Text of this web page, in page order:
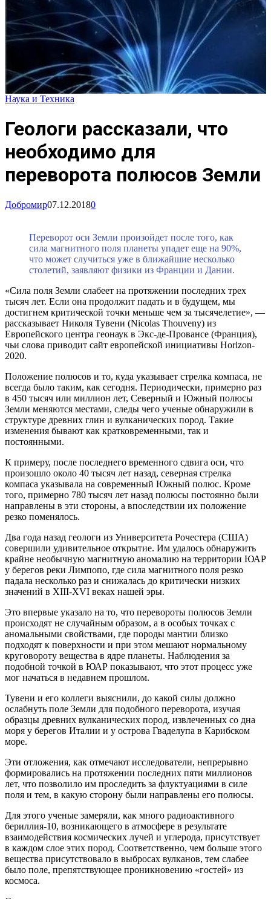
Наука и Техника
Геологи рассказали, что
необходимо для
переворота полюсов Земли
Добромир07.12.20180
Переворот оси Земли произойдет после того, как
сила магнитного поля планеты упадет еще на 90%,
что может случиться уже в ближайшие несколько
столетий, заявляют физики из Франции и Дании.
«Сила поля Земли слабеет на протяжении последних трех
тысяч лет. Если она продолжит падать и в будущем, мы
достигнем критической точки меньше чем за тысячелетие», —
рассказывает Николя Тувени (Nicolas Thouveny) из
Европейского центра геонаук в Экс-де-Провансе (Франция),
чьи слова приводит сайт европейской инициативы Horizon-
2020.
Положение полюсов и то, куда указывает стрелка компаса, не
всегда было таким, как сегодня. Периодически, примерно раз
в 450 тысяч или миллион лет, Северный и Южный полюсы
Земли меняются местами, следы чего ученые обнаружили в
структуре древних глин и вулканических пород. Такие
изменения бывают как кратковременными, так и
постоянными.
К примеру, после последнего временного сдвига оси, что
произошло около 40 тысяч лет назад, северная стрелка
компаса указывала на современный Южный полюс. Кроме
того, примерно 780 тысяч лет назад полюсы постоянно были
направлены в эти стороны, а впоследствии их положение
резко поменялось.
Два года назад геологи из Университета Рочестера (США)
совершили удивительное открытие. Им удалось обнаружить
крайне необычную магнитную аномалию на территории ЮАР
у берегов реки Лимпопо, где сила магнитного поля резко
падала несколько раз и снижалась до критически низких
значений в XIII-XVI веках нашей эры.
Это впервые указало на то, что перевороты полюсов Земли
происходят не случайным образом, а в особых точках с
аномальными свойствами, где породы мантии близко
подходят к поверхности и при этом мешают нормальному
круговороту вещества в ядре планеты. Наблюдения за
подобной точкой в ЮАР показывают, что этот процесс уже
мог начаться в недавнем прошлом.
Тувени и его коллеги выяснили, до какой силы должно
ослабнуть поле Земли для подобного переворота, изучая
образцы древних вулканических пород, извлеченных со дна
моря у берегов Италии и у острова Гваделупа в Карибском
море.
Эти отложения, как отмечают исследователи, непрерывно
формировались на протяжении последних пяти миллионов
лет, что позволило им проследить за флуктуациями в силе
поля и тем, в какую сторону были направлены его полюсы.
Для этого ученые замеряли, как много радиоактивного
бериллия-10, возникающего в атмосфере в результате
взаимодействия космических лучей и углерода, присутствует
в каждом слое этих пород. Соответственно, чем больше этого
вещества присутствовало в выбросах вулканов, тем слабее
было поле, препятствующее проникновению «гостей» из
космоса.